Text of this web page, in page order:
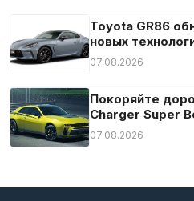
Toyota GR86
новых
07.08.2026
Покоряйте
Charger Super
07.08.2026